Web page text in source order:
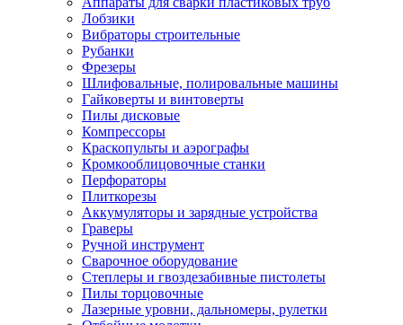
Лобзики
Вибраторы строительные
Рубанки
Фрезеры
Шлифовальные, полировальные машины
Гайковерты и винтоверты
Пилы дисковые
Компрессоры
Краскопульты и аэрографы
Кромкооблицовочные станки
Перфораторы
Плиткорезы
Аккумуляторы и зарядные устройства
Граверы
Ручной инструмент
Сварочное оборудование
Степлеры и гвоздезабивные пистолеты
Пилы торцовочные
Лазерные уровни, дальномеры, рулетки